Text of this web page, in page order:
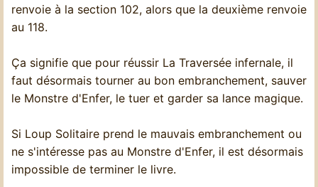
renvoie à la section 102, alors que la deuxième renvoie
au 118.
Ça signifie que pour réussir La Traversée infernale, il
faut désormais tourner au bon embranchement, sauver
le Monstre d'Enfer, le tuer et garder sa lance magique.
Si Loup Solitaire prend le mauvais embranchement ou
ne s'intéresse pas au Monstre d'Enfer, il est désormais
impossible de terminer le livre.